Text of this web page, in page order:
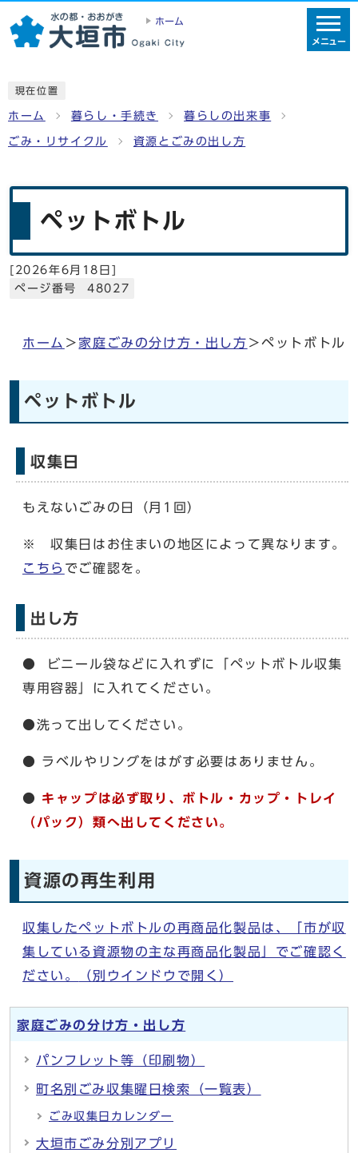
ホーム
メニュー
現在位置
ホーム 暮らし・手続き 暮らしの出来事
ごみ・リサイクル 資源とごみの出し方
ペットボトル
[ 2026年6月18日 ]
ページ番号 48027
ホーム ＞ 家庭ごみの分け方・出し方 ＞ペットボトル
ペットボトル
収集日
もえないごみの日（月1回）
※ 収集日はお住まいの地区によって異なります。
こちら でご確認を。
出し方
● ビニール袋などに入れずに「ペットボトル収集
専用容器」に入れてください。
●洗って出してください。
● ラベルやリングをはがす必要はありません。
● キャップは必ず取り、ボトル・カップ・トレイ
（パック）類へ出してください。
資源の再生利用
収集したペットボトルの再商品化製品は、「市が収
集している資源物の主な再商品化製品」でご確認く
ださい。
（別ウインドウで開く）
家庭ごみの分け方・出し方
パンフレット等（印刷物）
町名別ごみ収集曜日検索（一覧表）
ごみ収集日カレンダー
大垣市ごみ分別アプリ